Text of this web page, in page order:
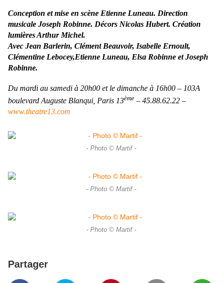
Conception et mise en scène Etienne Luneau. Direction
musicale Joseph Robinne. Décors Nicolas Hubert. Création
lumières Arthur Michel.
Avec Jean Barlerin, Clément Beauvoir, Isabelle Ernoult,
Clémentine Lebocey,Etienne Luneau, Elsa Robinne et Joseph
Robinne.
Du mardi au samedi à 20h00 et le dimanche à 16h00 – 103A
boulevard Auguste Blanqui, Paris 13ème – 45.88.62.22 –
www.theatre13.com
- Photo © Martif -
- Photo © Martif -
- Photo © Martif -
Partager